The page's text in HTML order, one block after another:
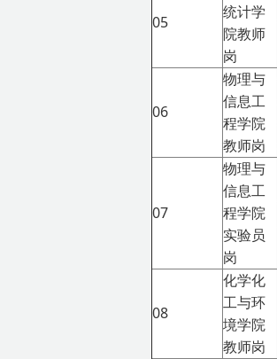
05
统计学
院教师
岗
06
物理与
信息工
程学院
教师岗
07
物理与
信息工
程学院
实验员
岗
08
化学化
工与环
境学院
教师岗